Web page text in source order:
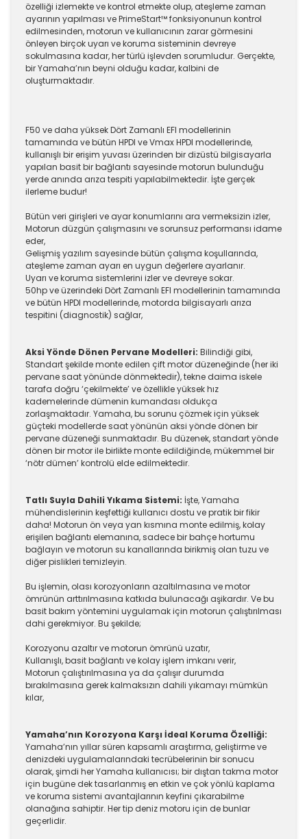
özelliği izlemekte ve kontrol etmekte olup, ateşleme zaman
ayarının yapılması ve PrimeStart™ fonksiyonunun kontrol
edilmesinden, motorun ve kullanıcının zarar görmesini
önleyen birçok uyarı ve koruma sisteminin devreye
sokulmasına kadar, her türlü işlevden sorumludur. Gerçekte,
bir Yamaha’nın beyni olduğu kadar, kalbini de
oluşturmaktadır.
F50 ve daha yüksek Dört Zamanlı EFI modellerinin
tamamında ve bütün HPDI ve Vmax HPDI modellerinde,
kullanışlı bir erişim yuvası üzerinden bir dizüstü bilgisayarla
yapılan basit bir bağlantı sayesinde motorun bulunduğu
yerde anında arıza tespiti yapılabilmektedir. İşte gerçek
ilerleme budur!
Bütün veri girişleri ve ayar konumlarını ara vermeksizin izler,
Motorun düzgün çalışmasını ve sorunsuz performansı idame
eder,
Gelişmiş yazılım sayesinde bütün çalışma koşullarında,
ateşleme zaman ayarı en uygun değerlere ayarlanır.
Uyarı ve koruma sistemlerini izler ve devreye sokar.
50hp ve üzerindeki Dört Zamanlı EFI modellerinin tamamında
ve bütün HPDI modellerinde, motorda bilgisayarlı arıza
tespitini (diagnostik) sağlar,
Aksi Yönde Dönen Pervane Modelleri: Bilindiği gibi,
Standart şekilde monte edilen çift motor düzeneğinde (her iki
pervane saat yönünde dönmektedir), tekne daima iskele
tarafa doğru ‘çekilmekte’ ve özellikle yüksek hız
kademelerinde dümenin kumandası oldukça
zorlaşmaktadır. Yamaha, bu sorunu çözmek için yüksek
güçteki modellerde saat yönünün aksi yönde dönen bir
pervane düzeneği sunmaktadır. Bu düzenek, standart yönde
dönen bir motor ile birlikte monte edildiğinde, mükemmel bir
‘nötr dümen’ kontrolü elde edilmektedir.
Tatlı Suyla Dahili Yıkama Sistemi: İşte, Yamaha
mühendislerinin keşfettiği kullanıcı dostu ve pratik bir fikir
daha! Motorun ön veya yan kısmına monte edilmiş, kolay
erişilen bağlantı elemanına, sadece bir bahçe hortumu
bağlayın ve motorun su kanallarında birikmiş olan tuzu ve
diğer pislikleri temizleyin.
Bu işlemin, olası korozyonların azaltılmasına ve motor
ömrünün arttırılmasına katkıda bulunacağı aşikardır. Ve bu
basit bakım yöntemini uygulamak için motorun çalıştırılması
dahi gerekmiyor. Bu şekilde;
Korozyonu azaltır ve motorun ömrünü uzatır,
Kullanışlı, basit bağlantı ve kolay işlem imkanı verir,
Motorun çalıştırılmasına ya da çalışır durumda
bırakılmasına gerek kalmaksızın dahili yıkamayı mümkün
kılar,
Yamaha’nın Korozyona Karşı İdeal Koruma Özelliği:
Yamaha’nın yıllar süren kapsamlı araştırma, geliştirme ve
denizdeki uygulamalarındaki tecrübelerinin bir sonucu
olarak, şimdi her Yamaha kullanıcısı; bir dıştan takma motor
için bugüne dek tasarlanmış en etkin ve çok yönlü kaplama
ve koruma sistemi avantajlarının keyfini çıkarabilme
olanağına sahiptir. Her tip deniz motoru için de bunlar
geçerlidir.